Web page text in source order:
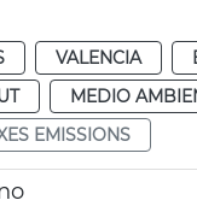
VALENCIA
MEDIO
EMISSIONS